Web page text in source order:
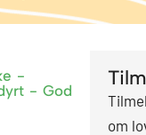
-
- God
om